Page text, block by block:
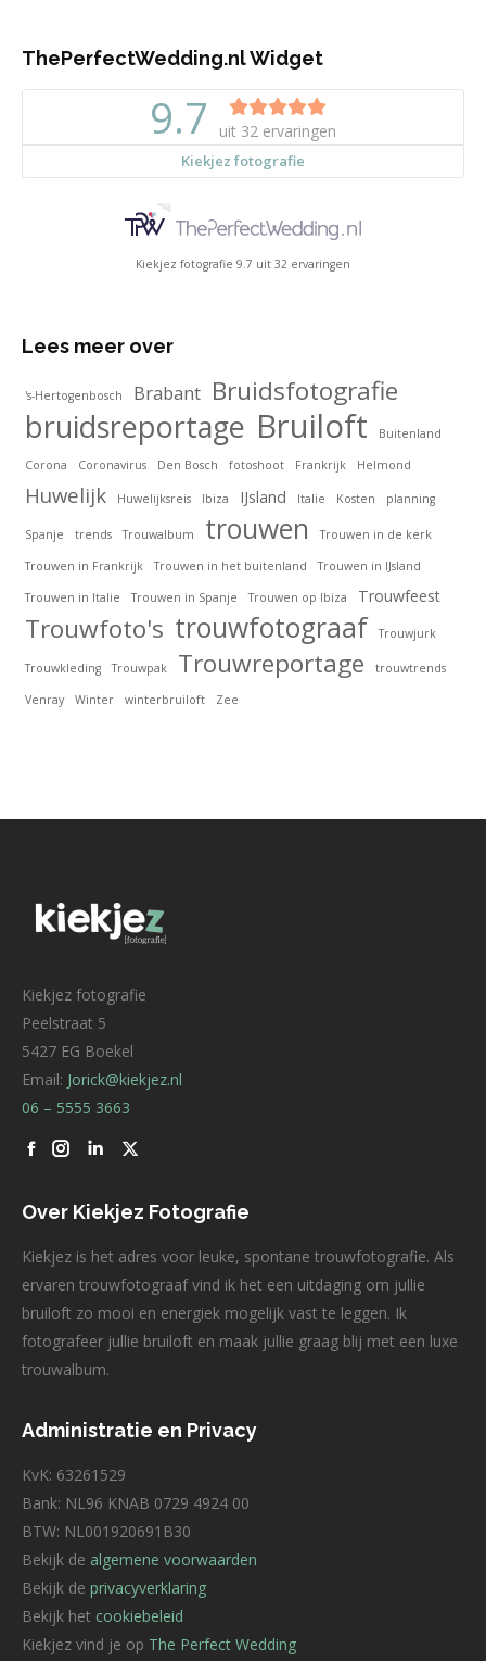
ThePerfectWedding.nl Widget
Kiekjez fotografie 9.7 uit 32 ervaringen
Lees meer over
's-Hertogenbosch Brabant Bruidsfotografie
bruidsreportage Bruiloft Buitenland
Corona Coronavirus Den Bosch fotoshoot Frankrijk Helmond
Huwelijk Huwelijksreis Ibiza IJsland Italie Kosten planning
Spanje trends Trouwalbum trouwen Trouwen in de kerk
Trouwen in Frankrijk Trouwen in het buitenland Trouwen in IJsland
Trouwen in Italie Trouwen in Spanje Trouwen op Ibiza Trouwfeest
Trouwfoto's trouwfotograaf Trouwjurk
Trouwkleding Trouwpak Trouwreportage trouwtrends
Venray Winter winterbruiloft Zee
Kiekjez fotografie
Peelstraat 5
5427 EG Boekel
Email: Jorick@kiekjez.nl
06 – 5555 3663
FacebookLinkedin
X
Over Kiekjez Fotografie
Kiekjez is het adres voor leuke, spontane trouwfotografie. Als
ervaren trouwfotograaf vind ik het een uitdaging om jullie
bruiloft zo mooi en energiek mogelijk vast te leggen. Ik
fotografeer jullie bruiloft en maak jullie graag blij met een luxe
trouwalbum.
Administratie en Privacy
KvK: 63261529
Bank: NL96 KNAB 0729 4924 00
BTW: NL001920691B30
Bekijk de algemene voorwaarden
Bekijk de privacyverklaring
Bekijk het cookiebeleid
Kiekjez vind je op The Perfect Wedding